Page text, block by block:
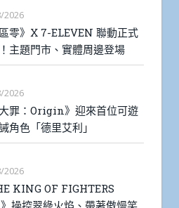
2026
區零》X 7-ELEVEN 聯動正式
主題門市、實體周邊登場
2026
大罪：Origin》迎來首位可遊
角色「德里艾利」
2026
KING OF FIGHTERS